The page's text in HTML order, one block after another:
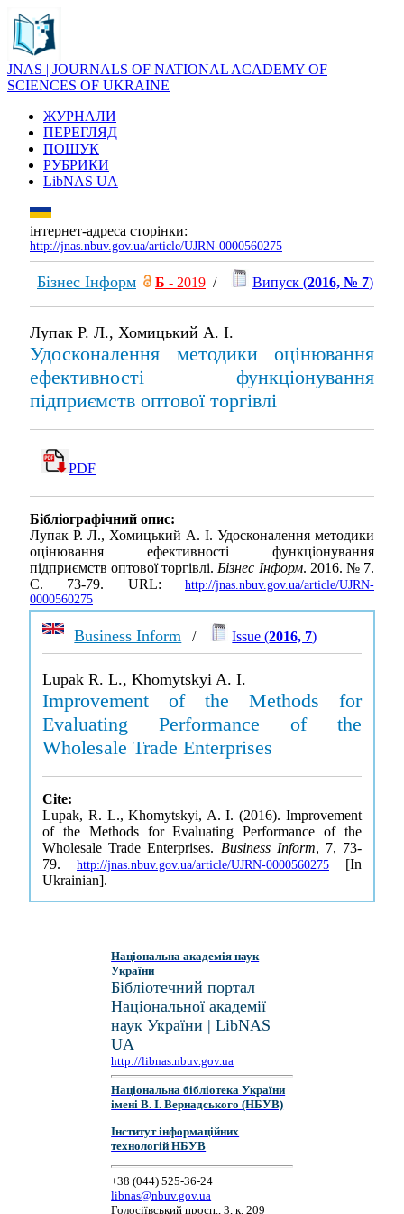
JNAS | JOURNALS OF NATIONAL ACADEMY OF
SCIENCES OF UKRAINE
ЖУРНАЛИ
ПЕРЕГЛЯД
ПОШУК
РУБРИКИ
LibNAS UA
інтернет-адреса сторінки:
http://jnas.nbuv.gov.ua/article/UJRN-0000560275
Бізнес Інформ Б - 2019 / Випуск (2016, № 7)
Лупак Р. Л., Хомицький А. І.
Удосконалення методики оцінювання
ефективності функціонування
підприємств оптової торгівлі
PDF
Бібліографічний опис:
Лупак Р. Л., Хомицький А. І. Удосконалення методики
оцінювання ефективності функціонування
підприємств оптової торгівлі.Бізнес Інформ. 2016. № 7.
С. 73-79. URL: http://jnas.nbuv.gov.ua/article/UJRN-
0000560275
Business Inform / Issue (2016, 7)
Lupak R. L., Khomytskyi A. I.
Improvement of the Methods for
Evaluating Performance of the
Wholesale Trade Enterprises
Cite:
Lupak, R. L., Khomytskyi, A. I. (2016). Improvement
of the Methods for Evaluating Performance of the
Wholesale Trade Enterprises. Business Inform, 7, 73-
79. http://jnas.nbuv.gov.ua/article/UJRN-0000560275 [In
Ukrainian].
Національна академія наук
України
Бібліотечний портал
Національної академії
наук України | LibNAS
UA
http://libnas.nbuv.gov.ua
Національна бібліотека України
імені В. І. Вернадського (НБУВ)
Інститут інформаційних
технологій НБУВ
+38 (044) 525-36-24
libnas@nbuv.gov.ua
Голосіївський просп., 3, к. 209